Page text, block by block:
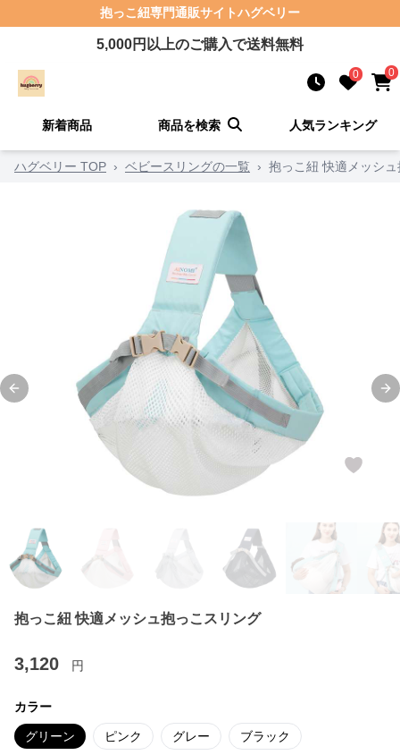
抱っこ紐専門通販サイトハグベリー
5,000円以上のご購入で送料無料
0 0
新着商品 商品を検索 人気ランキング
ハグベリー TOP › ベビースリングの一覧 › 抱っこ紐 快適メッシ
Previous slide
抱っこ紐 快適メッシュ抱っこスリング
3,120 円
カラー
グリーン ピンク グレー ブラック